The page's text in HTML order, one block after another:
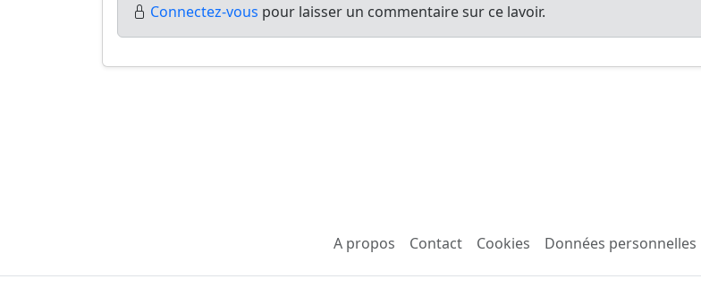
Connectez-vous pour laisser un commentaire sur ce lavoir.
A propos Contact Cookies Données personnelles